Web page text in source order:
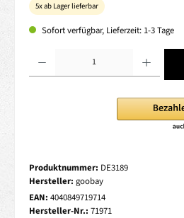
5x ab Lager lieferbar
Sofort verfügbar, Lieferzeit: 1-3 Tage
Produktnummer: DE3189
Hersteller: goobay
EAN: 4040849719714
Hersteller-Nr.: 71971